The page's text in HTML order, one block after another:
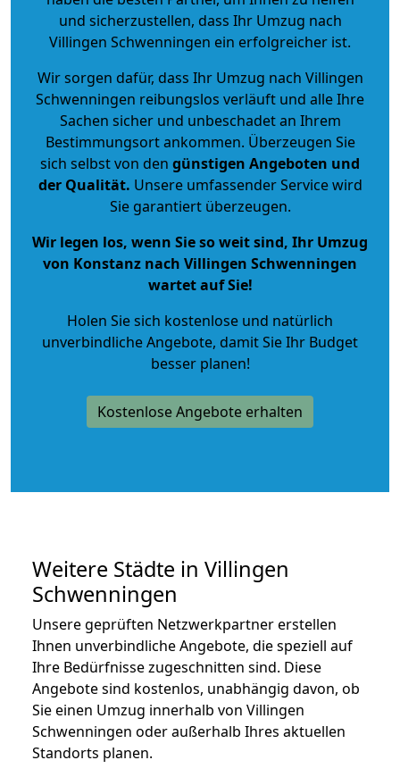
und sicherzustellen, dass Ihr Umzug nach
Villingen Schwenningen ein erfolgreicher ist.
Wir sorgen dafür, dass Ihr Umzug nach Villingen
Schwenningen reibungslos verläuft und alle Ihre
Sachen sicher und unbeschadet an Ihrem
Bestimmungsort ankommen. Überzeugen Sie
sich selbst von den günstigen Angeboten und
der Qualität. Unsere umfassender Service wird
Sie garantiert überzeugen.
Wir legen los, wenn Sie so weit sind, Ihr Umzug
von Konstanz nach Villingen Schwenningen
wartet auf Sie!
Holen Sie sich kostenlose und natürlich
unverbindliche Angebote, damit Sie Ihr Budget
besser planen!
Kostenlose Angebote erhalten
Weitere Städte in Villingen
Schwenningen
Unsere geprüften Netzwerkpartner erstellen
Ihnen unverbindliche Angebote, die speziell auf
Ihre Bedürfnisse zugeschnitten sind. Diese
Angebote sind kostenlos, unabhängig davon, ob
Sie einen Umzug innerhalb von Villingen
Schwenningen oder außerhalb Ihres aktuellen
Standorts planen.